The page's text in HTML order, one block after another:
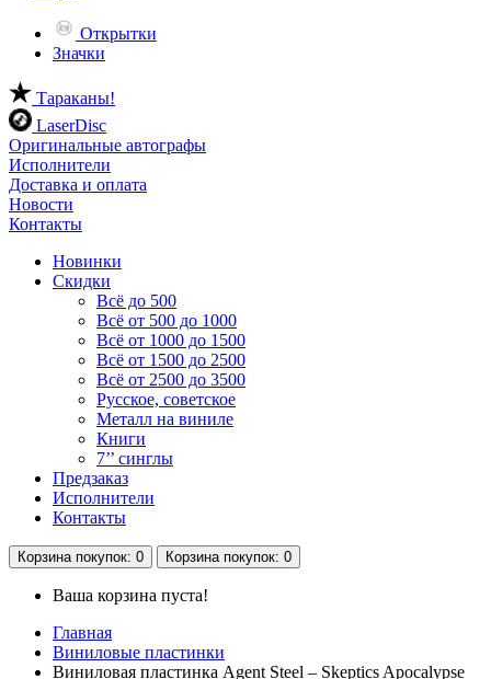
Открытки
Значки
Тараканы!
LaserDisc
Оригинальные автографы
Исполнители
Доставка и оплата
Новости
Контакты
Новинки
Скидки
Всё до 500
Всё от 500 до 1000
Всё от 1000 до 1500
Всё от 1500 до 2500
Всё от 2500 до 3500
Русское, советское
Металл на виниле
Книги
7’’ синглы
Предзаказ
Исполнители
Контакты
Корзина покупок: 0 Корзина покупок: 0
Ваша корзина пуста!
Главная
Виниловые пластинки
Виниловая пластинка Agent Steel – Skeptics Apocalypse